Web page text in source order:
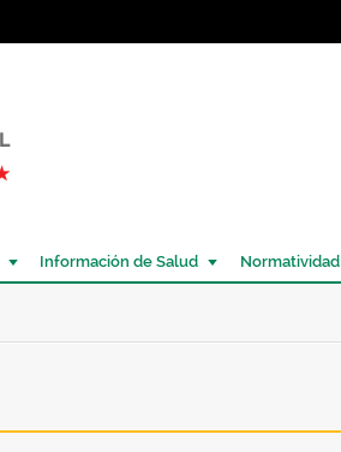
Información de Salud Normatividad